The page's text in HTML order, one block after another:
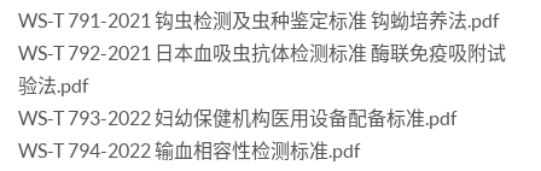
WS-T 791-2021 钩虫检测及虫种鉴定标准 钩蚴培养法.pdf
WS-T 792-2021 日本血吸虫抗体检测标准 酶联免疫吸附试
验法.pdf
WS-T 793-2022 妇幼保健机构医用设备配备标准.pdf
WS-T 794-2022 输血相容性检测标准.pdf